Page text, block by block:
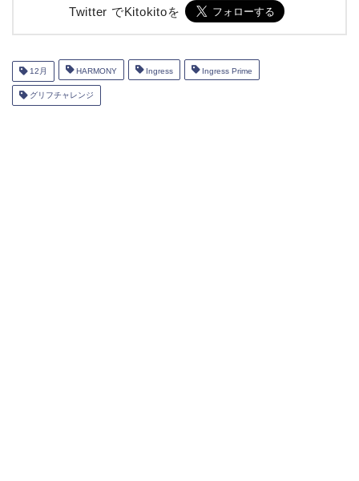
Twitter でKitokitoを
12月 HARMONY Ingress Ingress Prime
グリフチャレンジ